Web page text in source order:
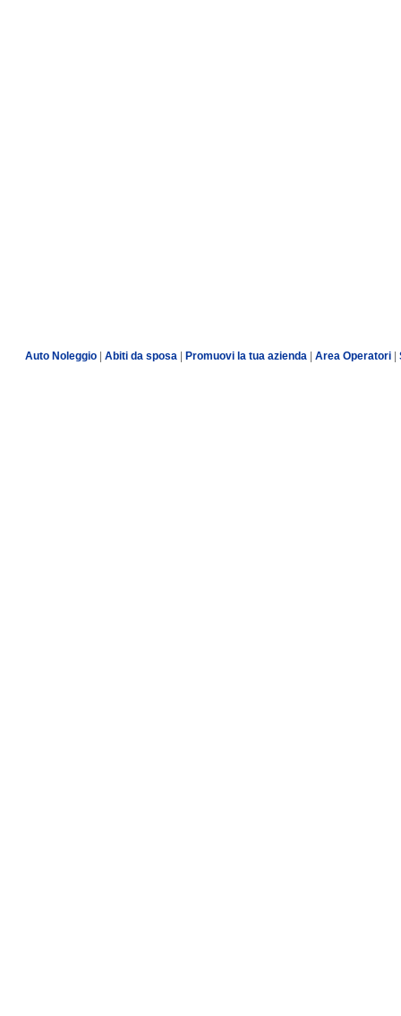
Auto Noleggio Abiti da sposa Promuovi la tua azienda Area Operatori